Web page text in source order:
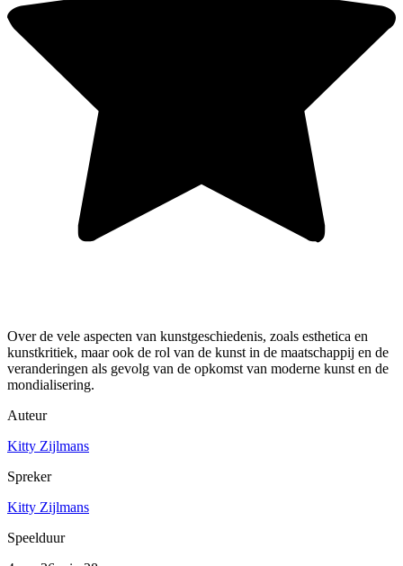
Over de vele aspecten van kunstgeschiedenis, zoals esthetica en
kunstkritiek, maar ook de rol van de kunst in de maatschappij en de
veranderingen als gevolg van de opkomst van moderne kunst en de
mondialisering.
Auteur
Kitty Zijlmans
Spreker
Kitty Zijlmans
Speelduur